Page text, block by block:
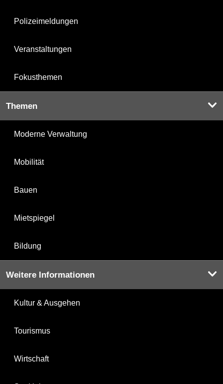
Polizeimeldungen
Veranstaltungen
Fokusthemen
Themen
Moderne Verwaltung
Mobilität
Bauen
Mietspiegel
Bildung
Weitere Informationen
Kultur & Ausgehen
Tourismus
Wirtschaft